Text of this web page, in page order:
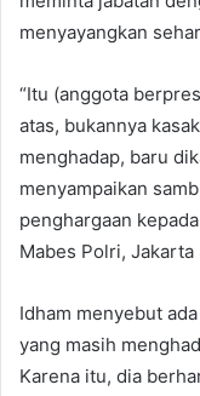
menyayangkan
“Itu (anggota
atas, bukannya
menghadap, baru
menyampaikan
penghargaan
Mabes Polri,
Idham menyebut
yang masih
Karena itu, dia